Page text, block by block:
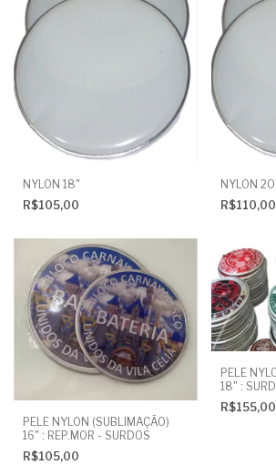
NYLON 18"
R$105,00
NYLON
R$110,00
PELE NYLON (SUBLIMAÇÃO)
16" : REP.MOR - SURDOS
R$105,00
PELE
18" :
R$155,00